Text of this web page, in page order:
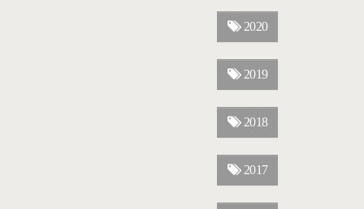
2020
2019
2018
2017